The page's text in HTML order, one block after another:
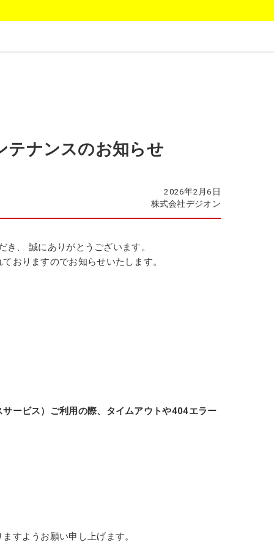
テナンスのお知らせ
2026年2月6日
株式会社デジオン
、 誠にありがとうございます。
おりますのでお知らせいたします。
ービス）ご利用の際、タイムアウトや404エラー
すようお願い申し上げます。